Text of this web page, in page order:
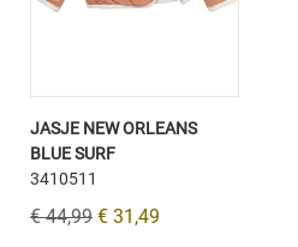
JASJE NEW ORLEANS
BLUE SURF
3410511
€ 44,99 € 31,49